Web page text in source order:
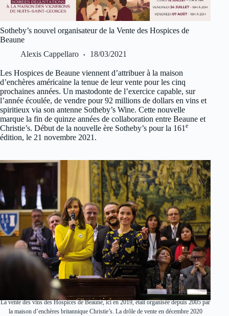
Sotheby’s nouvel organisateur de la Vente des Hospices de
Beaune
Alexis Cappellaro
18/03/2021
Les Hospices de Beaune viennent d’attribuer à la maison
d’enchères américaine la tenue de leur vente pour les cinq
prochaines années. Un mastodonte de l’exercice capable, sur
l’année écoulée, de vendre pour 92 millions de dollars en vins et
spiritieux via son antenne Sotheby’s Wine. Cette nouvelle
marque la fin de quinze années de collaboration entre Beaune et
Christie’s. Début de la nouvelle ère Sotheby’s pour la 161 e
édition, le 21 novembre 2021.
La vente des vins des Hospices de Beaune, ici en 2019, était organisée depuis 2005 par
la maison d’enchères britannique Christie’s. La drôle de vente en décembre 2020